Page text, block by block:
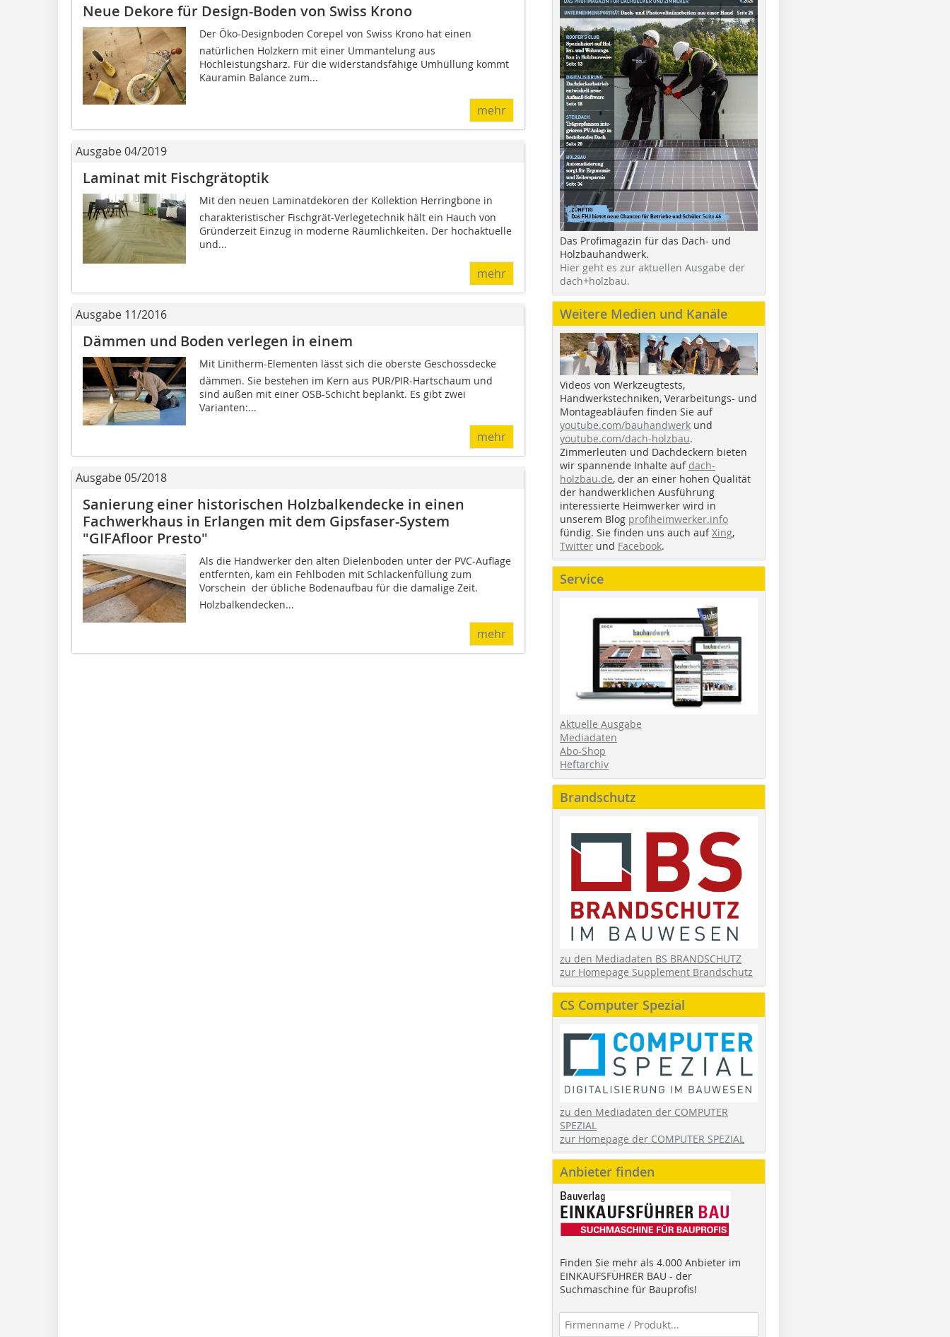
Neue Dekore für Design-Boden von Swiss Krono
Der Öko-Designboden Corepel von Swiss Krono hat einen
natürlichen Holzkern mit einer Ummantelung aus
Hochleistungsharz. Für die widerstandsfähige Umhüllung kommt
Kauramin Balance zum...
mehr
Ausgabe 04/2019
Laminat mit Fischgrätoptik
Mit den neuen Laminatdekoren der Kollektion Herringbone in
charakteristischer Fischgrät-Verlegetechnik hält ein Hauch von
Gründerzeit Einzug in moderne Räumlichkeiten. Der hochaktuelle
und...
mehr
Ausgabe 11/2016
Dämmen und Boden verlegen in einem
Mit Linitherm-Elementen lässt sich die oberste Geschossdecke
dämmen. Sie bestehen im Kern aus PUR/PIR-Hartschaum und
sind außen mit einer OSB-Schicht beplankt. Es gibt zwei
Varianten:...
mehr
Ausgabe 05/2018
Sanierung einer historischen Holzbalkendecke in einen
Fachwerkhaus in Erlangen mit dem Gipsfaser-System
"GIFAfloor Presto"
Als die Handwerker den alten Dielenboden unter der PVC-Auflage
entfernten, kam ein Fehlboden mit Schlackenfüllung zum
Vorschein  der übliche Bodenaufbau für die damalige Zeit.
Holzbalkendecken...
mehr
Das Profimagazin für das Dach- und
Holzbauhandwerk.
Hier geht es zur aktuellen Ausgabe der
dach+holzbau.
Weitere Medien und Kanäle
Videos von Werkzeugtests,
Handwerkstechniken, Verarbeitungs- und
Montageabläufen finden Sie auf
youtube.com/bauhandwerk und
youtube.com/dach-holzbau.
Zimmerleuten und Dachdeckern bieten
wir spannende Inhalte auf dach-
holzbau.de, der an einer hohen Qualität
der handwerklichen Ausführung
interessierte Heimwerker wird in
unserem Blog profiheimwerker.info
fündig. Sie finden uns auch aufXing,
Twitter und Facebook.
Service
Aktuelle Ausgabe
Mediadaten
Abo-Shop
Heftarchiv
Brandschutz
zu den Mediadaten BS BRANDSCHUTZ
zur Homepage Supplement Brandschutz
CS Computer Spezial
zu den Mediadaten der COMPUTER
SPEZIAL
zur Homepage der COMPUTER SPEZIAL
Anbieter finden
Finden Sie mehr als 4.000 Anbieter im
EINKAUFSFÜHRER BAU - der
Suchmaschine für Bauprofis!